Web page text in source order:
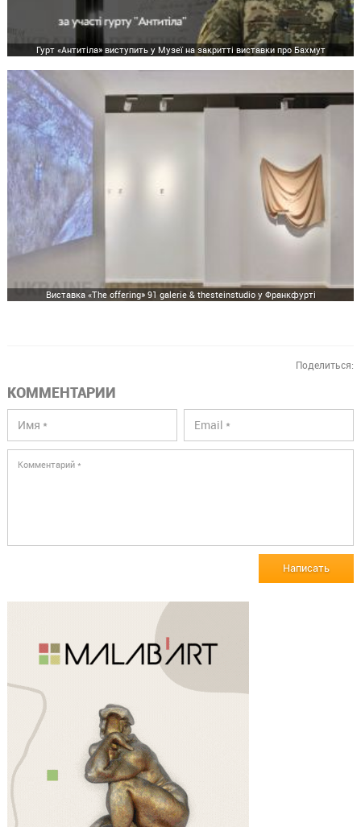
Гурт «Антитіла» виступить у Музеї на закритті виставки про Бахмут
Виставка «The offering» 91 galerie & thesteinstudio у Франкфурті
Поделиться:
КОММЕНТАРИИ
Написать